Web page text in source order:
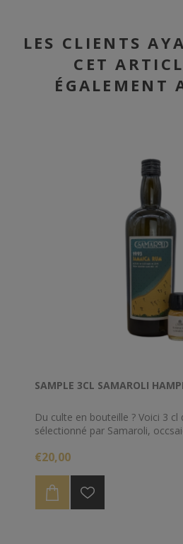
LES CLIENTS
CET
ÉGALEMENT
SAMPLE 3CL SAMAROLI
Du culte en bouteille ? Voici 3 cl
sélectionné par Samaroli,
€20,00